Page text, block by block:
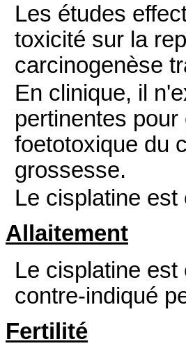
Les études
toxicité sur la
carcinogenèse
En clinique, il
pertinentes
foetotoxique du
grossesse.
Le cisplatine
Allaitement
Le cisplatine
contre-indiqué
Fertilité